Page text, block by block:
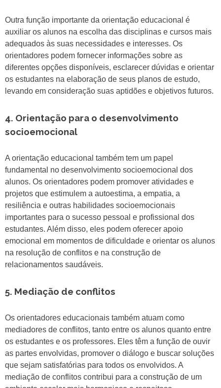
Outra função importante da orientação educacional é
auxiliar os alunos na escolha das disciplinas e cursos mais
adequados às suas necessidades e interesses. Os
orientadores podem fornecer informações sobre as
diferentes opções disponíveis, esclarecer dúvidas e orientar
os estudantes na elaboração de seus planos de estudo,
levando em consideração suas aptidões e objetivos futuros.
4. Orientação para o desenvolvimento
socioemocional
A orientação educacional também tem um papel
fundamental no desenvolvimento socioemocional dos
alunos. Os orientadores podem promover atividades e
projetos que estimulem a autoestima, a empatia, a
resiliência e outras habilidades socioemocionais
importantes para o sucesso pessoal e profissional dos
estudantes. Além disso, eles podem oferecer apoio
emocional em momentos de dificuldade e orientar os alunos
na resolução de conflitos e na construção de
relacionamentos saudáveis.
5. Mediação de conflitos
Os orientadores educacionais também atuam como
mediadores de conflitos, tanto entre os alunos quanto entre
os estudantes e os professores. Eles têm a função de ouvir
as partes envolvidas, promover o diálogo e buscar soluções
que sejam satisfatórias para todos os envolvidos. A
mediação de conflitos contribui para a construção de um